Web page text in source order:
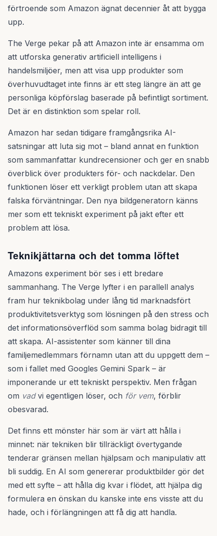
förtroende som Amazon ägnat decennier åt att bygga
upp.
The Verge pekar på att Amazon inte är ensamma om
att utforska generativ artificiell intelligens i
handelsmiljöer, men att visa upp produkter som
överhuvudtaget inte finns är ett steg längre än att ge
personliga köpförslag baserade på befintligt sortiment.
Det är en distinktion som spelar roll.
Amazon har sedan tidigare framgångsrika AI-
satsningar att luta sig mot – bland annat en funktion
som sammanfattar kundrecensioner och ger en snabb
överblick över produkters för- och nackdelar. Den
funktionen löser ett verkligt problem utan att skapa
falska förväntningar. Den nya bildgeneratorn känns
mer som ett tekniskt experiment på jakt efter ett
problem att lösa.
Teknikjättarna och det tomma löftet
Amazons experiment bör ses i ett bredare
sammanhang. The Verge lyfter i en parallell analys
fram hur teknikbolag under lång tid marknadsfört
produktivitetsverktyg som lösningen på den stress och
det informationsöverflöd som samma bolag bidragit till
att skapa. AI-assistenter som känner till dina
familjemedlemmars förnamn utan att du uppgett dem –
som i fallet med Googles Gemini Spark – är
imponerande ur ett tekniskt perspektiv. Men frågan
om vadvi egentligen löser, och för vem, förblir
obesvarad.
Det finns ett mönster här som är värt att hålla i
minnet: när tekniken blir tillräckligt övertygande
tenderar gränsen mellan hjälpsam och manipulativ att
bli suddig. En AI som genererar produktbilder gör det
med ett syfte – att hålla dig kvar i flödet, att hjälpa dig
formulera en önskan du kanske inte ens visste att du
hade, och i förlängningen att få dig att handla.